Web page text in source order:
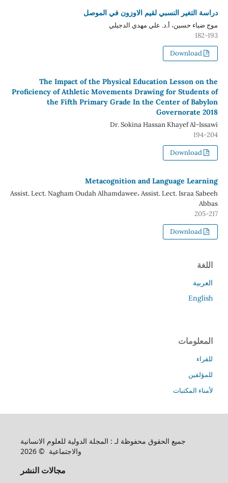
دراسة التغير النسبي لقيم الاوزون في الموصل
موج ضياء حسين، أ.د. علي مهدي الدجيلي
182-193
Download
The Impact of the Physical Education Lesson on the
Proficiency of Athletic Movements Drawing for Students of
the Fifth Primary Grade In the Center of Babylon
Governorate 2018
Dr. Sokina Hassan Khayef Al-Issawi
194-204
Download
Metacognition and Language Learning
Assist. Lect. Nagham Oudah Alhamdawee، Assist. Lect. Israa Sabeeh
Abbas
205-217
Download
اللغة
العربية
English
المعلومات
للقراء
للمؤلفين
لأمناء المكتبات
جميع الحقوق محفوظة لـ : المجلة الدولية للعلوم الانسانية
والاجتماعية © 2026
مجالات النشر